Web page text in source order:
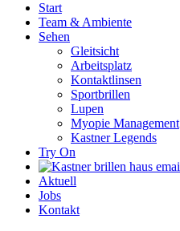
Start
Team & Ambiente
Sehen
Gleitsicht
Arbeitsplatz
Kontaktlinsen
Sportbrillen
Lupen
Myopie Management
Kastner Legends
Try On
Aktuell
Jobs
Kontakt